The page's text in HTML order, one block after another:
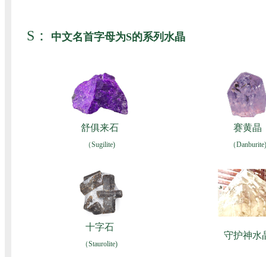
S： 中文名首字母为S的系列水晶
舒俱来石
（Sugilite)
赛黄晶
（Danburite)
十字石
（Staurolite)
守护神水